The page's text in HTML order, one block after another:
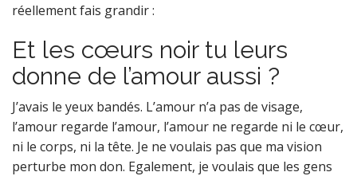
réellement fais grandir :
Et les cœurs noir tu leurs
donne de l’amour aussi ?
J’avais le yeux bandés. L’amour n’a pas de visage,
l’amour regarde l’amour, l’amour ne regarde ni le cœur,
ni le corps, ni la tête. Je ne voulais pas que ma vision
perturbe mon don. Egalement, je voulais que les gens